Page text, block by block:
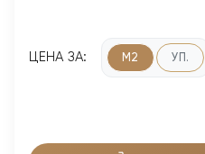
ЦЕНА ЗА: М2 УП.